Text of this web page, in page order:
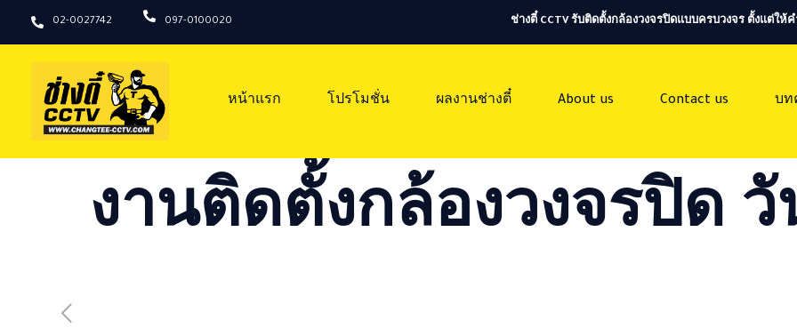
02-0027742 097-0100020 ช่างตี๋ CCTV รับติดตั้งกล้องวงจรปิดแบบครบวงจร ตั้งแต่
หน้าแรก โปรโมชั่น ผลงานช่างตี๋ About us Contact us บท
งานติดตั้งกล้องวงจรปิด วั